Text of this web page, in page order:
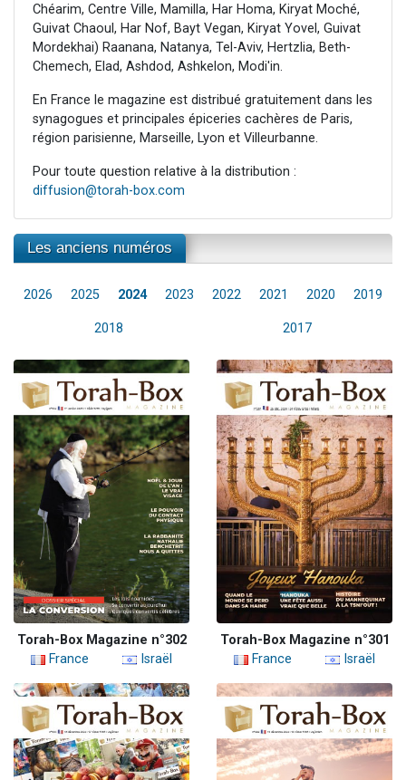
Chéarim, Centre Ville, Mamilla, Har Homa, Kiryat Moché,
Guivat Chaoul, Har Nof, Bayt Vegan, Kiryat Yovel, Guivat
Mordekhai) Raanana, Natanya, Tel-Aviv, Hertzlia, Beth-
Chemech, Elad, Ashdod, Ashkelon, Modi'in.
En France le magazine est distribué gratuitement dans les
synagogues et principales épiceries cachères de Paris,
région parisienne, Marseille, Lyon et Villeurbanne.
Pour toute question relative à la distribution :
diffusion@torah-box.com
Les anciens numéros
2026 2025 2024 2023 2022 2021 2020 2019
2018 2017
Torah-Box Magazine n°302
France
Israël
Torah-Box Magazine n°301
France
Israël